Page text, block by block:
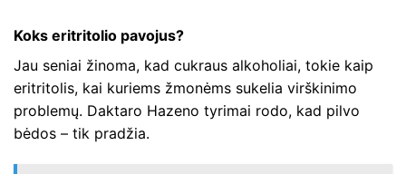
Koks eritritolio pavojus?
Jau seniai žinoma, kad cukraus alkoholiai, tokie kaip
eritritolis, kai kuriems žmonėms sukelia virškinimo
problemų. Daktaro Hazeno tyrimai rodo, kad pilvo
bėdos – tik pradžia.